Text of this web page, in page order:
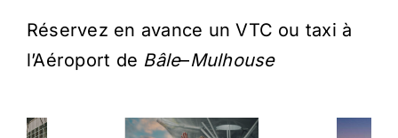
Réservez en avance un VTC ou taxi à
l’Aéroport de Bâle–Mulhouse